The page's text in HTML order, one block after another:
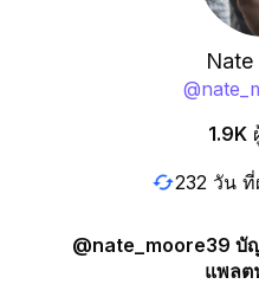
@
1.9K
232 วัน
@nate_moore39 บั
แพลต